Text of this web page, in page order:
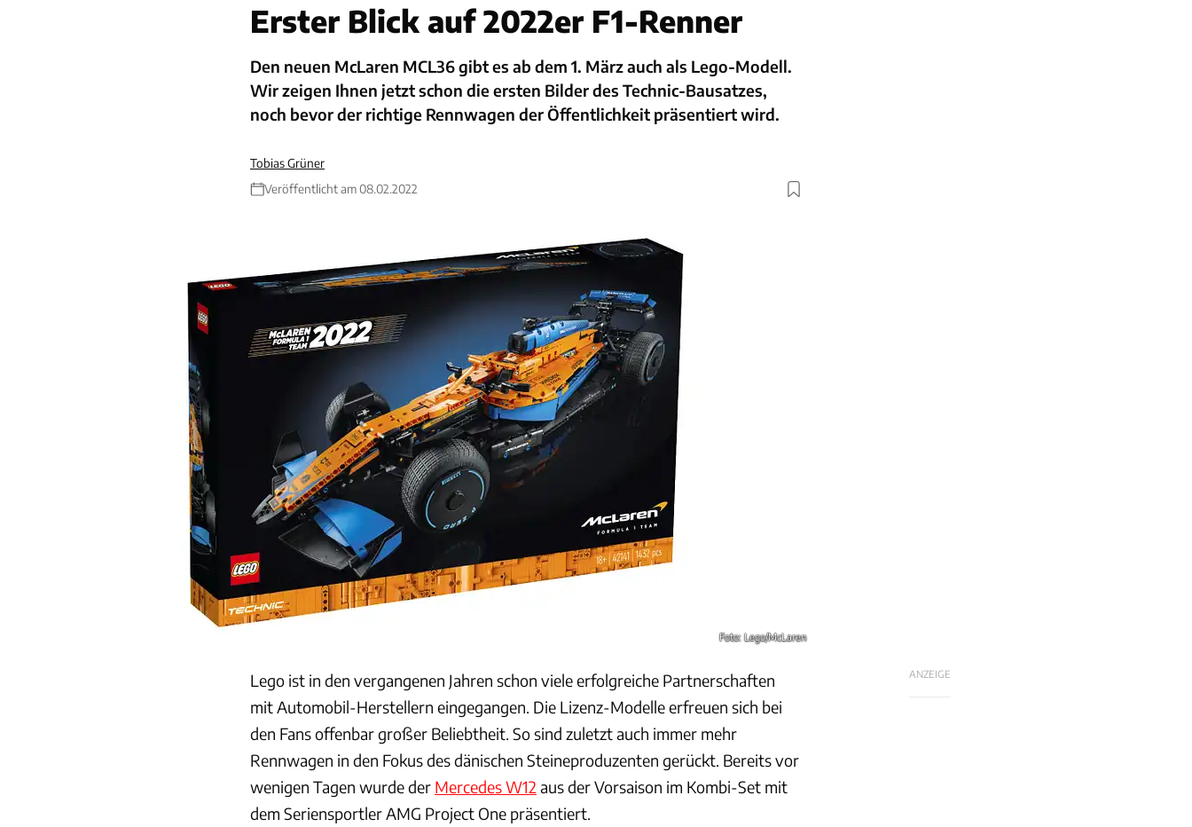
Erster Blick auf 2022er F1-Renner
Den neuen McLaren MCL36 gibt es ab dem 1. März auch als Lego-Modell.
Wir zeigen Ihnen jetzt schon die ersten Bilder des Technic-Bausatzes,
noch bevor der richtige Rennwagen der Öffentlichkeit präsentiert wird.
Tobias Grüner
Veröffentlicht am 08.02.2022
Foto: Lego/McLaren
ANZEIGE
Lego ist in den vergangenen Jahren schon viele erfolgreiche Partnerschaften
mit Automobil-Herstellern eingegangen. Die Lizenz-Modelle erfreuen sich bei
den Fans offenbar großer Beliebtheit. So sind zuletzt auch immer mehr
Rennwagen in den Fokus des dänischen Steineproduzenten gerückt. Bereits vor
wenigen Tagen wurde der Mercedes W12 aus der Vorsaison im Kombi-Set mit
dem Seriensportler AMG Project One präsentiert.